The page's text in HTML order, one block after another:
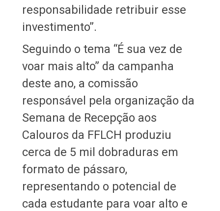
responsabilidade retribuir esse
investimento”.
Seguindo o tema “É sua vez de
voar mais alto” da campanha
deste ano, a comissão
responsável pela organização da
Semana de Recepção aos
Calouros da FFLCH produziu
cerca de 5 mil dobraduras em
formato de pássaro,
representando o potencial de
cada estudante para voar alto e